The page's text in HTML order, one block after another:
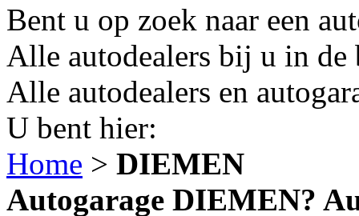
Bent u op zoek naar een
Alle autodealers bij u in
Alle autodealers en
U bent hier:
Home > DIEMEN
Autogarage DIEMEN?